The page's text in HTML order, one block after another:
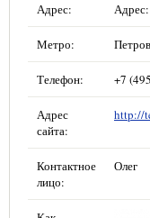
Адрес:
Метро:
Телефон: +7
Адрес
сайта:
http://
Контактное
лицо:
Олег